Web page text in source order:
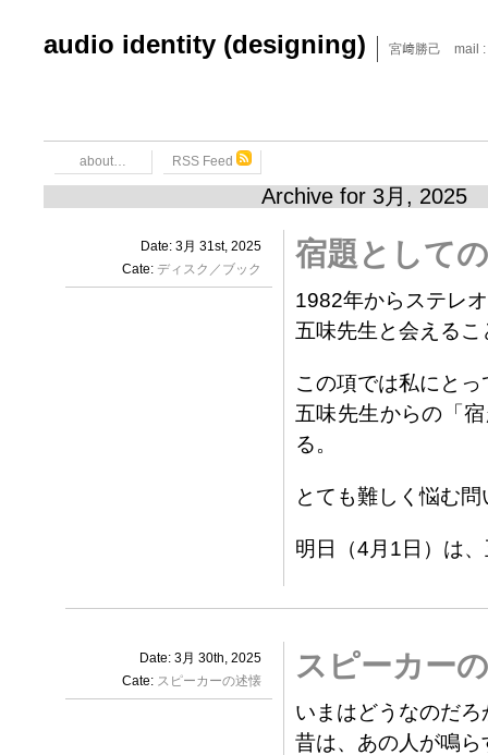
audio identity (designing) 宮﨑勝己 mail :
about… RSS Feed
Archive for 3月, 2025
Date: 3月 31st, 2025
Cate: ディスク／ブック 宿題として
1982年からステレ
五味先生と会える
この項では私にと
五味先生からの「
る。
とても難しく悩む
明日（4月1日）は
Date: 3月 30th, 2025
Cate: スピーカーの述懐 スピーカー
いまはどうなのだろ
昔は、あの人が鳴